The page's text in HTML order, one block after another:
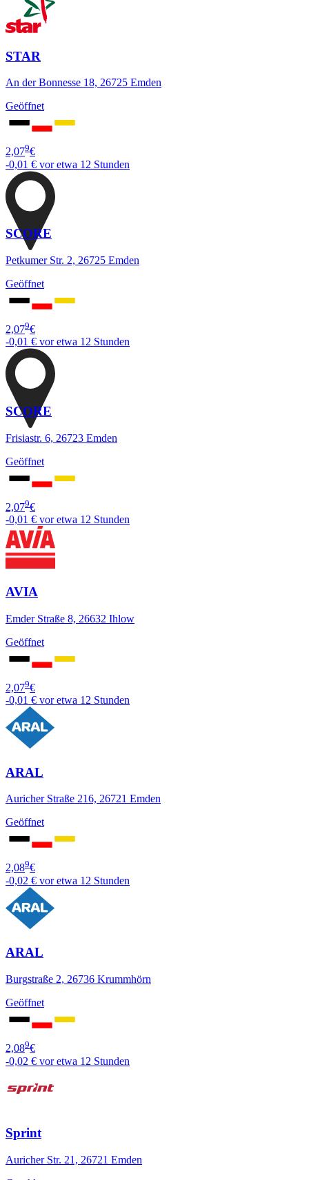
STAR
An der Bonnesse 18, 26725 Emden
Geöffnet
2,079€
-0,01 € vor etwa 12 Stunden
SCORE
Petkumer Str. 2, 26725 Emden
Geöffnet
2,079€
-0,01 € vor etwa 12 Stunden
SCORE
Frisiastr. 6, 26723 Emden
Geöffnet
2,079€
-0,01 € vor etwa 12 Stunden
AVIA
Emder Straße 8, 26632 Ihlow
Geöffnet
2,079€
-0,01 € vor etwa 12 Stunden
ARAL
Auricher Straße 216, 26721 Emden
Geöffnet
2,089€
-0,02 € vor etwa 12 Stunden
ARAL
Burgstraße 2, 26736 Krummhörn
Geöffnet
2,089€
-0,02 € vor etwa 12 Stunden
Sprint
Auricher Str. 21, 26721 Emden